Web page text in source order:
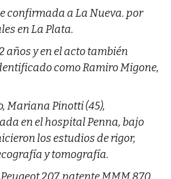
confirmada a La Nueva. por
en La Plata.
años y en el acto también
como Ramiro Migone,
Mariana Pinotti (45),
en el hospital Penna, bajo
los estudios de rigor,
y tomografía.